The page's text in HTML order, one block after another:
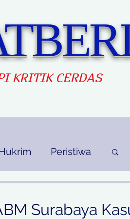
KRITIK CERDAS
Peristiwa
Surabaya